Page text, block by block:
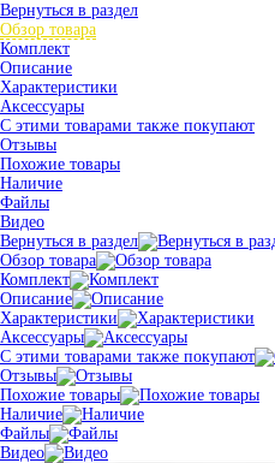
Вернуться в раздел
Обзор товара
Комплект
Описание
Характеристики
Аксессуары
С этими товарами также покупают
Отзывы
Похожие товары
Наличие
Файлы
Видео
Вернуться в раздел
Обзор товара
Комплект
Описание
Характеристики
Аксессуары
С этими товарами также покупают
Отзывы
Похожие товары
Наличие
Файлы
Видео